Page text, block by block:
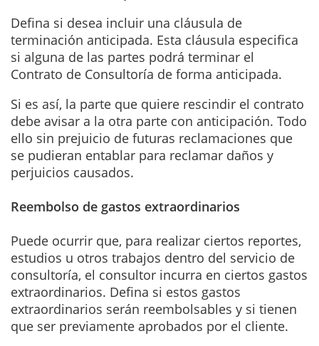
Defina si desea incluir una cláusula de
terminación anticipada. Esta cláusula especifica
si alguna de las partes podrá terminar el
Contrato de Consultoría de forma anticipada.
Si es así, la parte que quiere rescindir el contrato
debe avisar a la otra parte con anticipación. Todo
ello sin prejuicio de futuras reclamaciones que
se pudieran entablar para reclamar daños y
perjuicios causados.
Reembolso de gastos extraordinarios
Puede ocurrir que, para realizar ciertos reportes,
estudios u otros trabajos dentro del servicio de
consultoría, el consultor incurra en ciertos gastos
extraordinarios. Defina si estos gastos
extraordinarios serán reembolsables y si tienen
que ser previamente aprobados por el cliente.